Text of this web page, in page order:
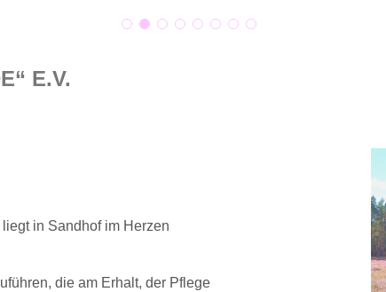
E.V.
in Sandhof im Herzen
die am Erhalt, der Pflege